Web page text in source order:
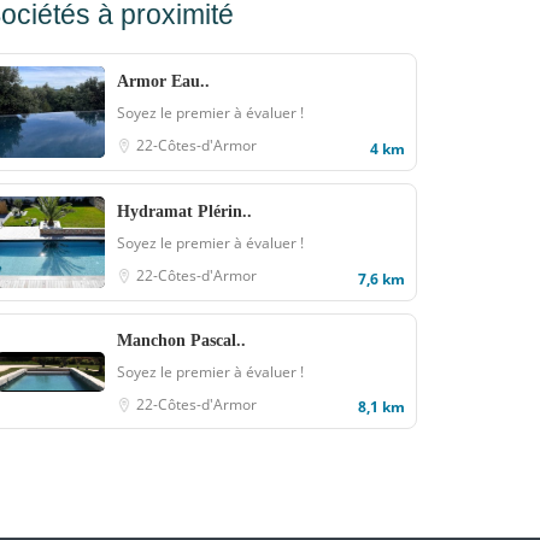
à proximité
Armor Eau..
Soyez le premier à évaluer !
22-Côtes-d'Armor
4 km
Hydramat Plérin..
Soyez le premier à évaluer !
22-Côtes-d'Armor
7,6 km
Manchon Pascal..
Soyez le premier à évaluer !
22-Côtes-d'Armor
8,1 km